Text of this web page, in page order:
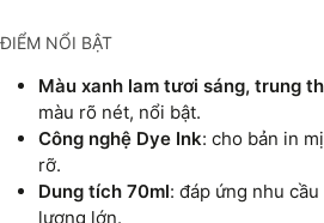
ĐIỂM NỔI BẬT
Màu xanh lam tươi sáng, trung
màu rõ nét, nổi bật.
Công nghệ Dye Ink: cho bản in
rỡ.
Dung tích 70ml: đáp ứng nhu
lượng lớn.